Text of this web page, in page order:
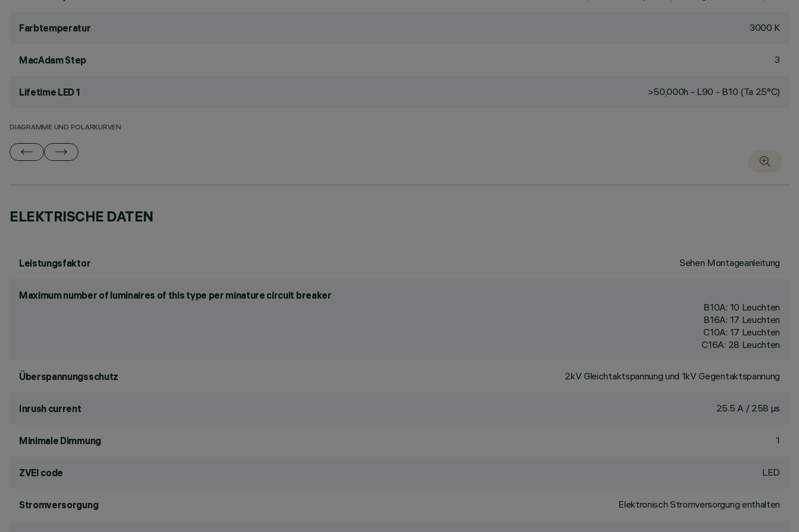
Farbtemperatur 3000 K
MacAdam Step 3
Lifetime LED 1 >50,000h - L90 - B10 (Ta 25°C)
DIAGRAMME UND POLARKURVEN
ELEKTRISCHE DATEN
Leistungsfaktor Sehen Montageanleitung
Maximum number of luminaires of this type per minature circuit breaker
B10A: 10 Leuchten
B16A: 17 Leuchten
C10A: 17 Leuchten
C16A: 28 Leuchten
Überspannungsschutz 2kV Gleichtaktspannung und 1kV Gegentaktspannung
Inrush current 25.5 A / 258 µs
Minimale Dimmung 1
ZVEI code LED
Stromversorgung Elektronisch Stromversorgung enthalten